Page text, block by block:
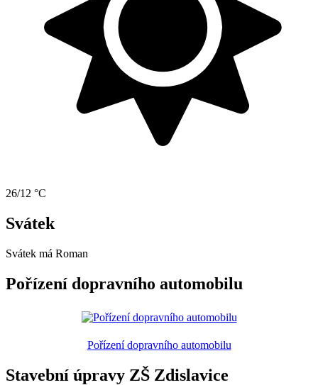
26/12 °C
Svátek
Svátek má Roman
Pořízení dopravního automobilu
Pořízení dopravního automobilu
Stavební úpravy ZŠ Zdislavice